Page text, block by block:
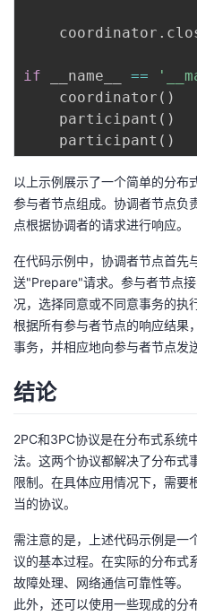
    coordinator
.
if __name__ ==
    coordinator
( )
    participant
( )
    participant
( )
以上示例展示了一个简单的分布
参与者节点组成。协调者节点负
点根据协调者的请求进行响应。
在代码示例中，协调者节点首先
送"Prepare"请求。参与者节点
况，选择同意或不同意事务的执
根据所有参与者节点的响应结果
事务，并相应地向参与者节点发
结论
2PC和3PC协议是在分布式系统
法。这两个协议都解决了分布式
限制。在具体应用情况下，需要
当的协议。
需注意的是，上述代码示例是一
议的基本过程。在实际的分布式
故障处理、网络通信可靠性等。
此外，还可以使用一些现成的分